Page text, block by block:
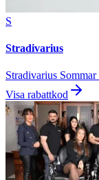
S
Stradivarius
Stradivarius
Visa rabattkod